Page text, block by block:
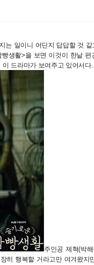
일이니 어딘지 답답할 것
생활>을 보면 이것이 한낱
드라마가 보여주고 있어서다.
주인공 제혁(박
히 행복할 거라고만 여겨왔